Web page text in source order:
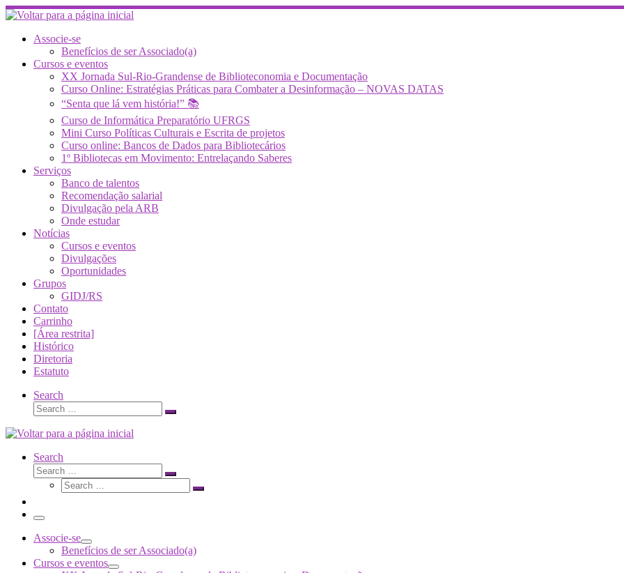
Skip
to
contentAssocie-se
Benefícios de ser Associado(a)
Cursos e eventos
XX Jornada Sul-Rio-Grandense de Biblioteconomia e Documentação
Curso Online: Estratégias Práticas para Combater a Desinformação – NOVAS DATAS
“Senta que lá vem história!” 📚
Curso de Informática Preparatório UFRGS
Mini Curso Políticas Culturais e Escrita de projetos
Curso online: Bancos de Dados para Bibliotecários
1º Bibliotecas em Movimento: Entrelaçando Saberes
Serviços
Banco de talentos
Recomendação salarial
Divulgação pela ARB
Onde estudar
Notícias
Cursos e eventos
Divulgações
Oportunidades
Grupos
GIDJ/RS
Contato
Carrinho
[Área restrita]
Histórico
Diretoria
Estatuto
Search
Search
Search
Search
Search
Search
Search
Search
Menu
Associe-se
Benefícios de ser Associado(a)
Cursos e eventos